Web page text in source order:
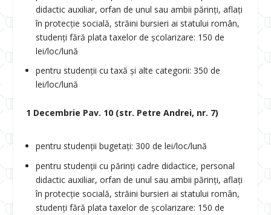
didactic auxiliar, orfan de unul sau ambii părinți, aflați
în protecție socială, străini bursieri ai statului român,
studenți fără plata taxelor de școlarizare: 150 de
lei/loc/lună
pentru studenții cu taxă și alte categorii: 350 de
lei/loc/lună
1 Decembrie Pav. 10 (str. Petre Andrei, nr. 7)
pentru studenții bugetați: 300 de lei/loc/lună
pentru studenții cu părinți cadre didactice, personal
didactic auxiliar, orfan de unul sau ambii părinți, aflați
în protecție socială, străini bursieri ai statului român,
studenți fără plata taxelor de școlarizare: 150 de